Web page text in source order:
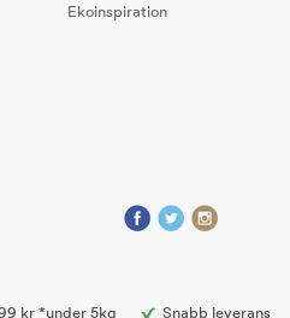
Ekoinspiration
kr *under 5kg Snabb leverans